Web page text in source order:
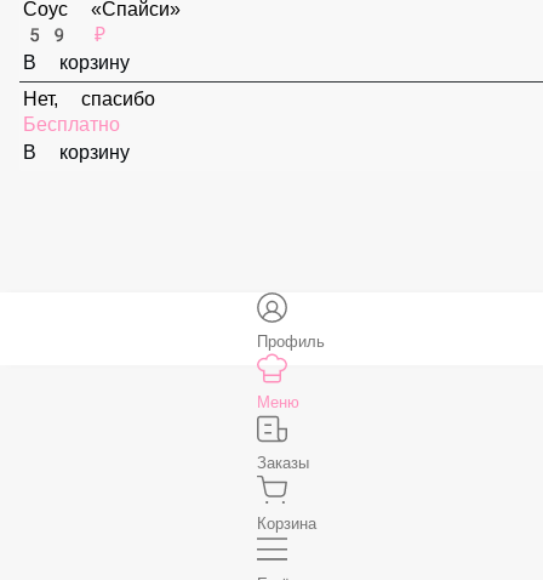
Соус «Ореховый»
59 ₽
В корзину
Соус «Спайси»
Профиль
Меню